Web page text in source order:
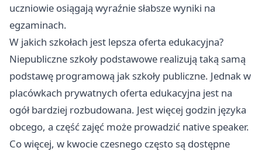
uczniowie osiągają wyraźnie słabsze wyniki na
egzaminach.
W jakich szkołach jest lepsza oferta edukacyjna?
Niepubliczne szkoły podstawowe realizują taką samą
podstawę programową jak szkoły publiczne. Jednak w
placówkach prywatnych oferta edukacyjna jest na
ogół bardziej rozbudowana. Jest więcej godzin języka
obcego, a część zajęć może prowadzić native speaker.
Co więcej, w kwocie czesnego często są dostępne